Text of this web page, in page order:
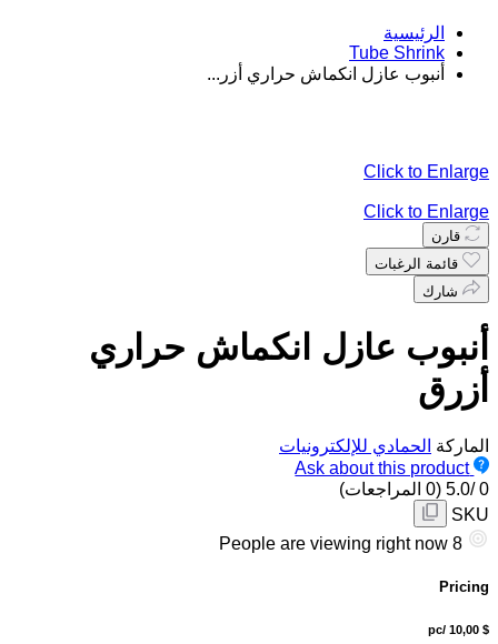
الرئيسية
Tube Shrink
أنبوب عازل انكماش حراري أزر...
Click to Enlarge
Click to Enlarge
قارن
قائمة الرغبات
شارك
أنبوب عازل انكماش حراري
أزرق
الماركة الحمادي للإلكترونيات
Ask about this product
0
/5.0
(0 المراجعات)
SKU
11
People are viewing right now
Pricing
$ 10,00
/pc